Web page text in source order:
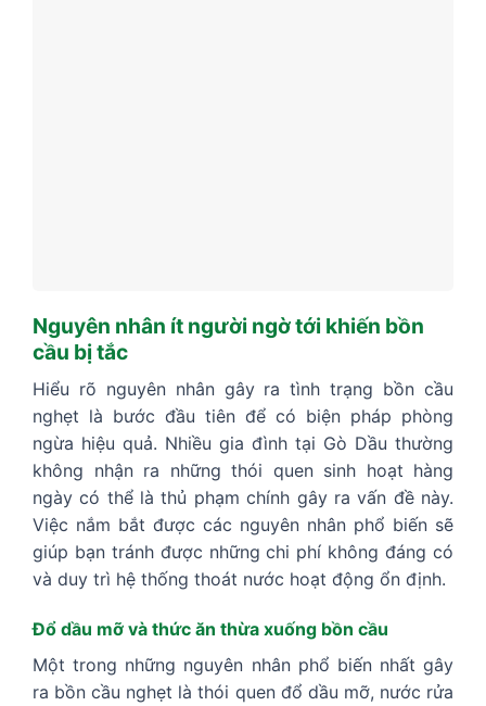
Nguyên nhân ít người ngờ tới khiến bồn
cầu bị tắc
Hiểu rõ nguyên nhân gây ra tình trạng bồn cầu
nghẹt là bước đầu tiên để có biện pháp phòng
ngừa hiệu quả. Nhiều gia đình tại Gò Dầu thường
không nhận ra những thói quen sinh hoạt hàng
ngày có thể là thủ phạm chính gây ra vấn đề này.
Việc nắm bắt được các nguyên nhân phổ biến sẽ
giúp bạn tránh được những chi phí không đáng có
và duy trì hệ thống thoát nước hoạt động ổn định.
Đổ dầu mỡ và thức ăn thừa xuống bồn cầu
Một trong những nguyên nhân phổ biến nhất gây
ra bồn cầu nghẹt là thói quen đổ dầu mỡ, nước rửa